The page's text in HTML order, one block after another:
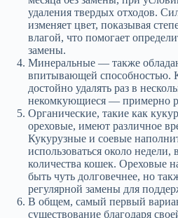
удаления твердых отходов.
изменяет цвет, показывая
влагой, что помогает
замены.
Минеральные — также
впитывающей способностью.
достойно удалять раз в
некомкующиеся — примерно
Органические, такие как
ореховые, имеют различное
Кукурузные и соевые
использоваться около недели,
количества кошек. Ореховые
быть чуть долговечнее, но
регулярной замены для
В общем, самый первый
существование благодаря